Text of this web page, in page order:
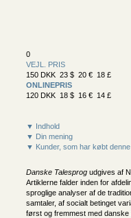
0
VEJL. PRIS
150 DKK 23 $ 20 € 18 £
ONLINEPRIS
120 DKK 18 $ 16 € 14 £
▼ Indhold
▼ Din mening
▼ Kunder, som har købt
Danske Talesprog udgives af
Artiklerne falder inden for
sproglige analyser af de
samtaler, af socialt betinget
først og fremmest med